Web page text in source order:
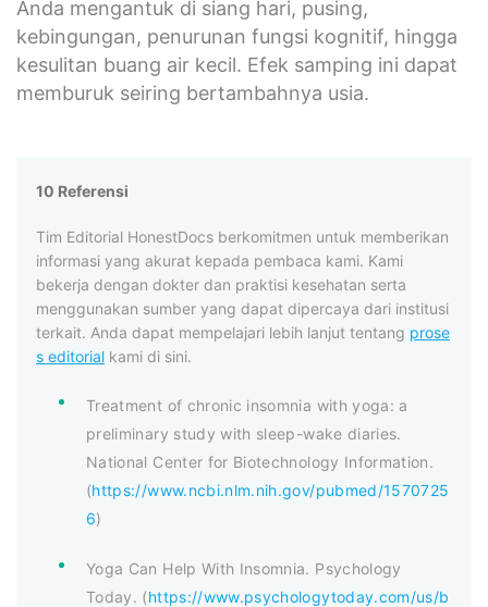
Anda mengantuk di siang hari, pusing,
kebingungan, penurunan fungsi kognitif, hingga
kesulitan buang air kecil. Efek samping ini dapat
memburuk seiring bertambahnya usia.
10 Referensi
Tim Editorial HonestDocs berkomitmen untuk memberikan
informasi yang akurat kepada pembaca kami. Kami
bekerja dengan dokter dan praktisi kesehatan serta
menggunakan sumber yang dapat dipercaya dari institusi
terkait. Anda dapat mempelajari lebih lanjut tentang prose
s editorial kami di sini.
Treatment of chronic insomnia with yoga: a
preliminary study with sleep-wake diaries.
National Center for Biotechnology Information.
(https://www.ncbi.nlm.nih.gov/pubmed/1570725
6)
Yoga Can Help With Insomnia. Psychology
Today. (https://www.psychologytoday.com/us/b